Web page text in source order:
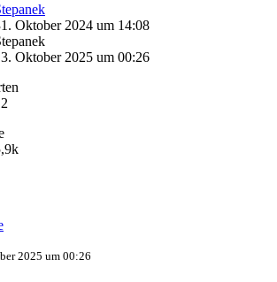
Oktober 2024 um 14:08
Oktober 2025 um 00:26
2025 um 00:26